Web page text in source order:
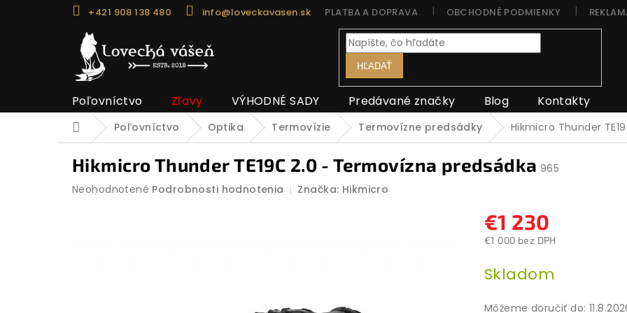
+421 908 138 480 info@loveckavasen.sk PLATBA A DOPRAVA OBCHODNÉ PODMIENKY
HĽADAŤ
Poľovníctvo Zľavy VÝHODNÉ SADY Predávané značky Blog Kontakty
DomovPoľovníctvo Optika Termovízie Termovízne predsádky Hikmicro Thunder
Hikmicro Thunder TE19C 2.0 - Termovízna predsádka 965
Priemerné
Neohodnotené Podrobnosti hodnotenia Značka: Hikmicro
€1 230
€1 000 bez DPH
cena:
Skladom
Môžeme doručiť do: